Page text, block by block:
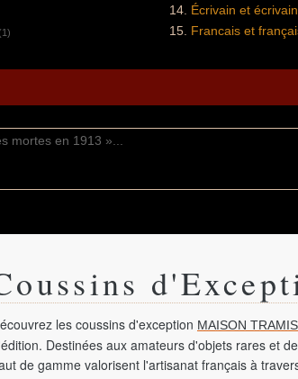
Écrivain et
Francais et
les coussins d'exception MAISON TRAMIS
Destinées aux amateurs d'objets rares et
de gamme valorisent l'artisanat français à